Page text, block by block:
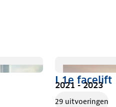
I 1e facelift
2021 - 2023
29 uitvoeringen